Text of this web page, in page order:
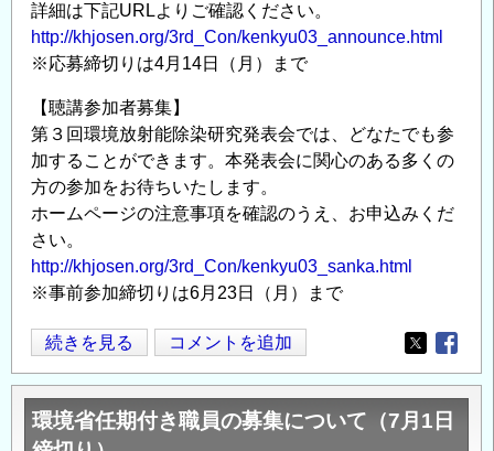
容
及
び
再
資
材
化
の
⽅
向
性
検
討」
の
詳細は下記URLよりご確認ください。
http://khjosen.org/3rd_Con/kenkyu03_announce.html
※応募締切りは4月14日（月）まで
【聴講参加者募集】
第３回環境放射能除染研究発表会では、どなたでも参
加することができます。本発表会に関心のある多くの
方の参加をお待ちいたします。
ホームページの注意事項を確認のうえ、お申込みくだ
さい。
http://khjosen.org/3rd_Con/kenkyu03_sanka.html
※事前参加締切りは6月23日（月）まで
第
3
回
環
続きを見る コメントを追加
Opens in
環境省任期付き職員の募集について（7月1日